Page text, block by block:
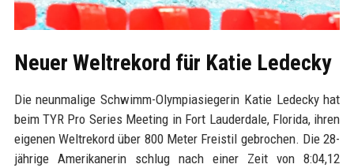
Neuer Weltrekord für Katie Ledecky
Die neunmalige Schwimm-Olympiasiegerin Katie Ledecky hat
beim TYR Pro Series Meeting in Fort Lauderdale, Florida, ihren
eigenen Weltrekord über 800 Meter Freistil gebrochen. Die 28-
jährige Amerikanerin schlug nach einer Zeit von 8:04,12